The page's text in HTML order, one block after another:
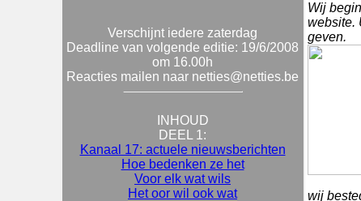
Verschijnt iedere zaterdag
Deadline van volgende editie: 19/6/2008
om 16.00h
Reacties mailen naar netties@netties.be
INHOUD
DEEL 1:
Kanaal 17: actuele nieuwsberichten
Hoe bedenken ze het
Voor elk wat wils
Het oor wil ook wat
Wij
website.
geven.
wij